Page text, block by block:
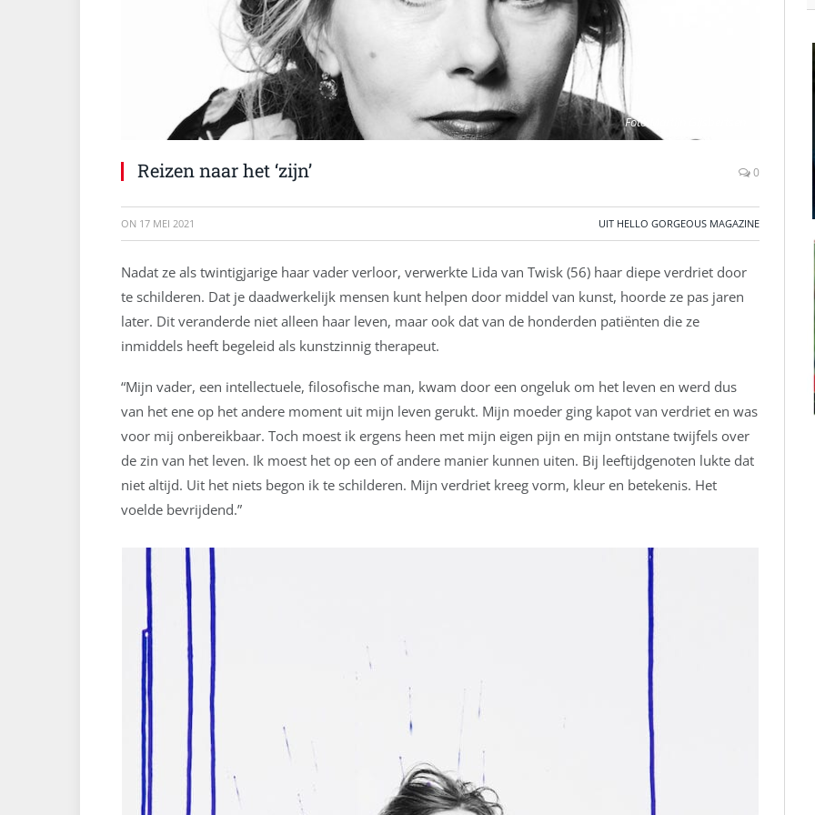
Foto Martijn Gijsbertsen
Reizen naar het ‘zijn’ 0
ON 17 MEI 2021 UIT HELLO GORGEOUS MAGAZINE
Nadat ze als twintigjarige haar vader verloor, verwerkte Lida van Twisk (56) haar diepe verdriet door
te schilderen. Dat je daadwerkelijk mensen kunt helpen door middel van kunst, hoorde ze pas jaren
later. Dit veranderde niet alleen haar leven, maar ook dat van de honderden patiënten die ze
inmiddels heeft begeleid als kunstzinnig therapeut.
“Mijn vader, een intellectuele, filosofische man, kwam door een ongeluk om het leven en werd dus
van het ene op het andere moment uit mijn leven gerukt. Mijn moeder ging kapot van verdriet en was
voor mij onbereikbaar. Toch moest ik ergens heen met mijn eigen pijn en mijn ontstane twijfels over
de zin van het leven. Ik moest het op een of andere manier kunnen uiten. Bij leeftijdgenoten lukte dat
niet altijd. Uit het niets begon ik te schilderen. Mijn verdriet kreeg vorm, kleur en betekenis. Het
voelde bevrijdend.”